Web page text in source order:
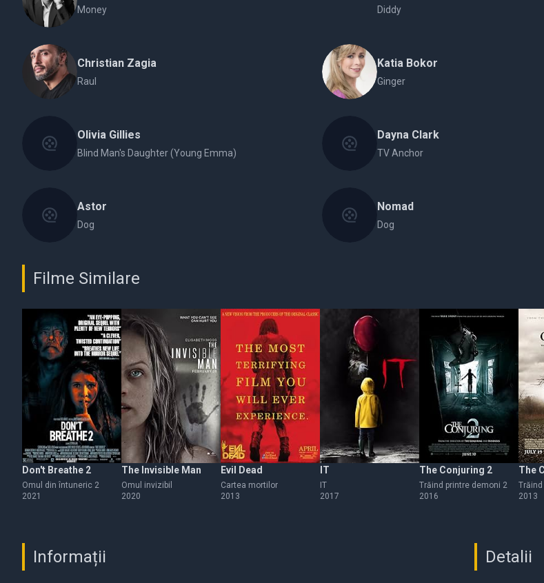
Money Diddy
Christian Zagia
Raul
Katia Bokor
Ginger
Olivia Gillies
Blind Man's Daughter (Young Emma)
Dayna Clark
TV Anchor
Astor
Dog
Nomad
Dog
Filme Similare
Don't Breathe 2
Omul din întuneric 2
2021
The Invisible Man
Omul invizibil
2020
Evil Dead
Cartea mortilor
2013
IT
IT
2017
The Conjuring 2
Trăind printre demoni 2
2016
The
2013
Informații Detalii